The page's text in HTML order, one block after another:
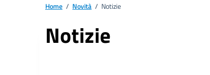
Home / Novità / Notizie
Notizie